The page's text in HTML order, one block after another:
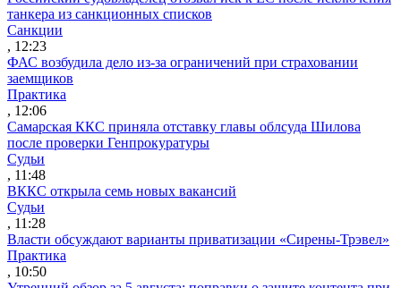
танкера из санкционных списков
Санкции
, 12:23
ФАС возбудила дело из-за ограничений при страховании
заемщиков
Практика
, 12:06
Самарская ККС приняла отставку главы облсуда Шилова
после проверки Генпрокуратуры
Судьи
, 11:48
ВККС открыла семь новых вакансий
Судьи
, 11:28
Власти обсуждают варианты приватизации «Сирены-Трэвел»
Практика
, 10:50